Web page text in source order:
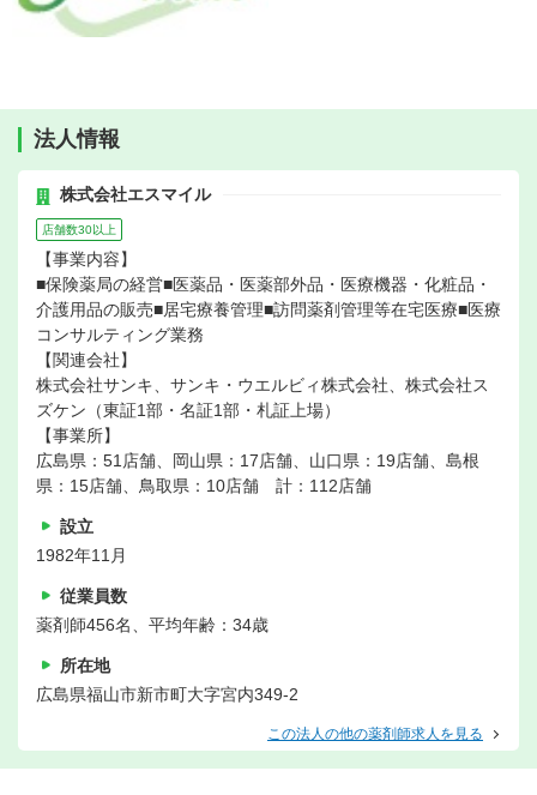
法人情報
株式会社エスマイル
店舗数30以上
【事業内容】
■保険薬局の経営■医薬品・医薬部外品・医療機器・化粧品・
介護用品の販売■居宅療養管理■訪問薬剤管理等在宅医療■医療
コンサルティング業務
【関連会社】
株式会社サンキ、サンキ・ウエルビィ株式会社、株式会社ス
ズケン（東証1部・名証1部・札証上場）
【事業所】
広島県：51店舗、岡山県：17店舗、山口県：19店舗、島根
県：15店舗、鳥取県：10店舗 計：112店舗
設立
1982年11月
従業員数
薬剤師456名、平均年齢：34歳
所在地
広島県福山市新市町大字宮内349-2
この法人の他の薬剤師求人を見る